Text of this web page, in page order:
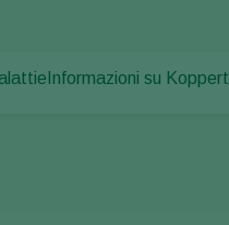
Informazioni su Koppert